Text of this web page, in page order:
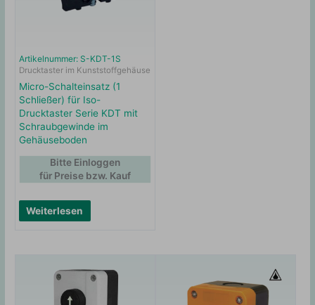
Artikelnummer: S-KDT-1S
Drucktaster im Kunststoffgehäuse
Micro-Schalteinsatz (1
Schließer) für Iso-
Drucktaster Serie KDT mit
Schraubgewinde im
Gehäuseboden
Weiterlesen
Bitte Einloggen
für Preise bzw. Kauf